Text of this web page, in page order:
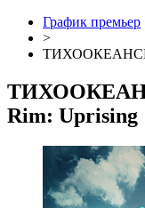
График премьер
>
Rim: Uprising